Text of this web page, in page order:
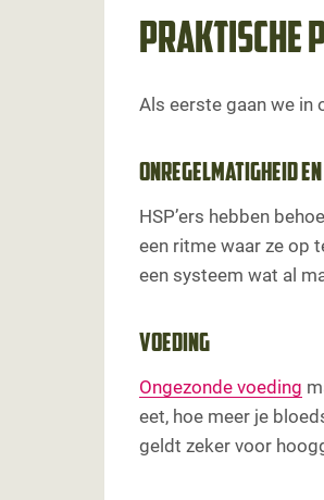
Praktische
Als eerste gaan we in
Onregelmatigheid
HSP’ers hebben
een ritme waar ze op
een systeem wat al
Voeding
Ongezonde voeding
eet, hoe meer je
geldt zeker voor